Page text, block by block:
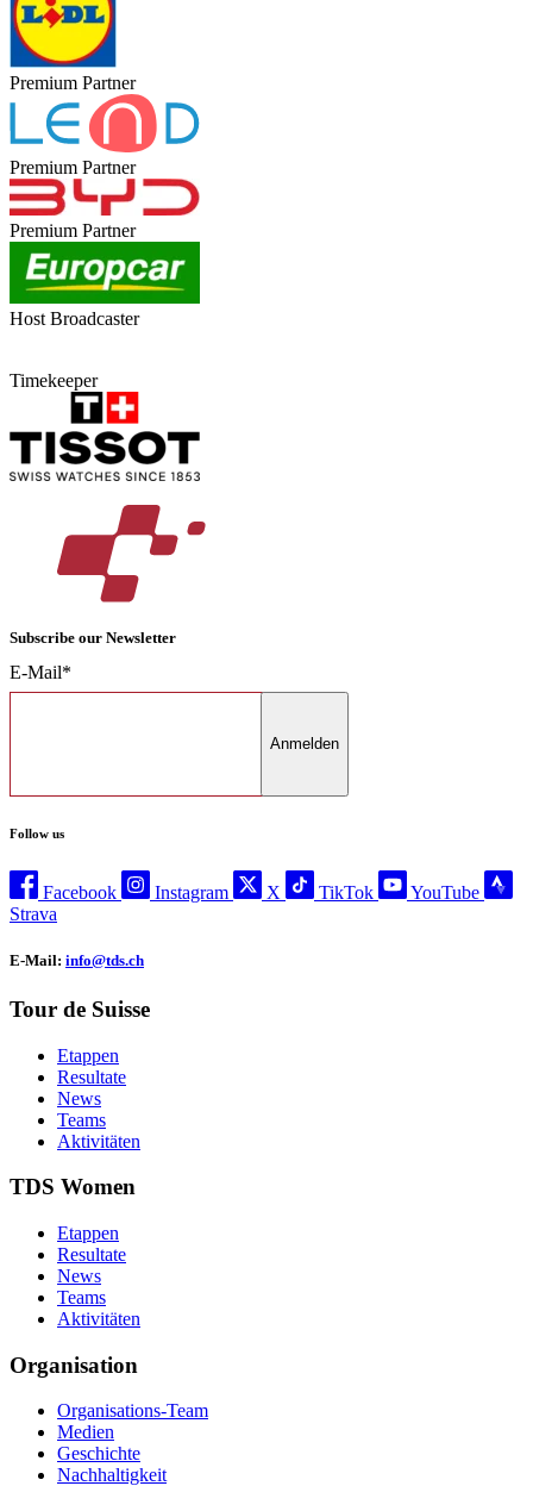
Premium Partner
Premium Partner
Premium Partner
Host Broadcaster
Timekeeper
Subscribe our Newsletter
E-Mail*
Anmelden
Follow us
Facebook Instagram X TikTok
YouTube
Strava
E-Mail: info@tds.ch
Tour de Suisse
Etappen
Resultate
News
Teams
Aktivitäten
TDS Women
Etappen
Resultate
News
Teams
Aktivitäten
Organisation
Organisations-Team
Medien
Geschichte
Nachhaltigkeit